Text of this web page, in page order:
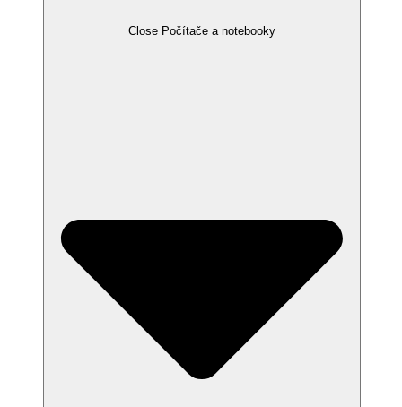
Close Počítače a notebooky